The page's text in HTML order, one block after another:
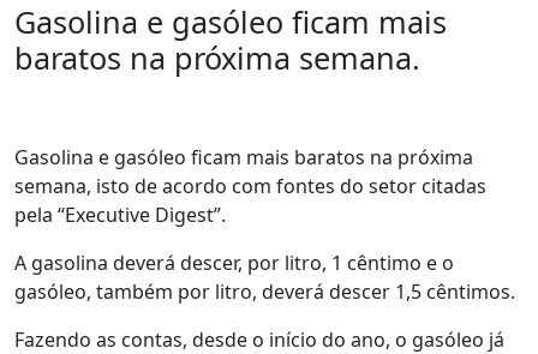
Gasolina e gasóleo ficam mais
baratos na próxima semana.
Gasolina e gasóleo ficam mais baratos na próxima
semana, isto de acordo com fontes do setor citadas
pela “Executive Digest”.
A gasolina deverá descer, por litro, 1 cêntimo e o
gasóleo, também por litro, deverá descer 1,5 cêntimos.
Fazendo as contas, desde o início do ano, o gasóleo já